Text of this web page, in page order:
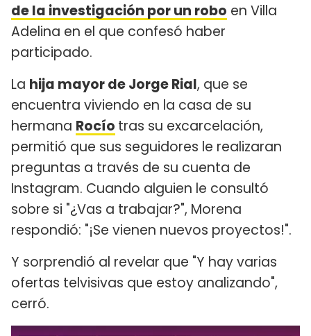
de la investigación por un robo en Villa
Adelina en el que confesó haber
participado.
La hija mayor de Jorge Rial, que se
encuentra viviendo en la casa de su
hermana Rocío tras su excarcelación,
permitió que sus seguidores le realizaran
preguntas a través de su cuenta de
Instagram. Cuando alguien le consultó
sobre si "¿Vas a trabajar?", Morena
respondió: "¡Se vienen nuevos proyectos!".
Y sorprendió al revelar que "Y hay varias
ofertas telvisivas que estoy analizando",
cerró.